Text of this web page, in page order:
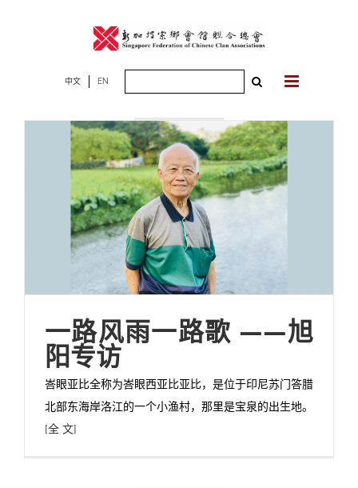
中文 EN
2023年03月01
一路风雨一路歌 ——旭
阳专访
峇眼亚比全称为峇眼西亚比亚比，是位于印尼苏门答腊
北部东海岸洛江的一个小渔村，那里是宝泉的出生地。
[全 文]